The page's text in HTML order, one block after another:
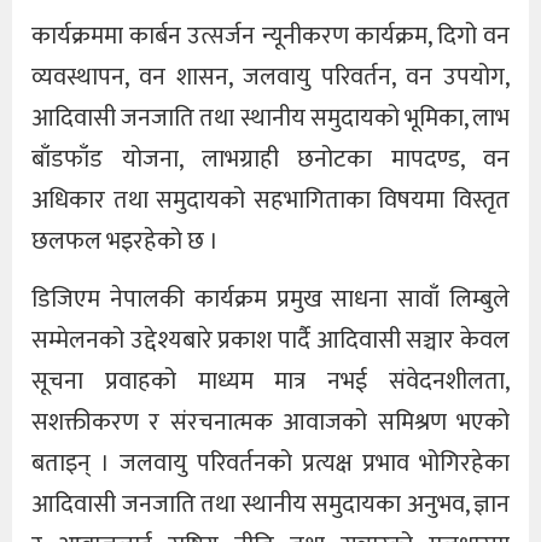
कार्यक्रममा कार्बन उत्सर्जन न्यूनीकरण कार्यक्रम, दिगो वन
व्यवस्थापन, वन शासन, जलवायु परिवर्तन, वन उपयोग,
आदिवासी जनजाति तथा स्थानीय समुदायको भूमिका, लाभ
बाँडफाँड योजना, लाभग्राही छनोटका मापदण्ड, वन
अधिकार तथा समुदायको सहभागिताका विषयमा विस्तृत
छलफल भइरहेको छ ।
डिजिएम नेपालकी कार्यक्रम प्रमुख साधना सावाँ लिम्बुले
सम्मेलनको उद्देश्यबारे प्रकाश पार्दै आदिवासी सञ्चार केवल
सूचना प्रवाहको माध्यम मात्र नभई संवेदनशीलता,
सशक्तीकरण र संरचनात्मक आवाजको समिश्रण भएको
बताइन् । जलवायु परिवर्तनको प्रत्यक्ष प्रभाव भोगिरहेका
आदिवासी जनजाति तथा स्थानीय समुदायका अनुभव, ज्ञान